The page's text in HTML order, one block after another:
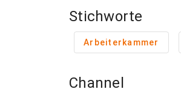
Stichworte
Arbeiterkammer
Channel